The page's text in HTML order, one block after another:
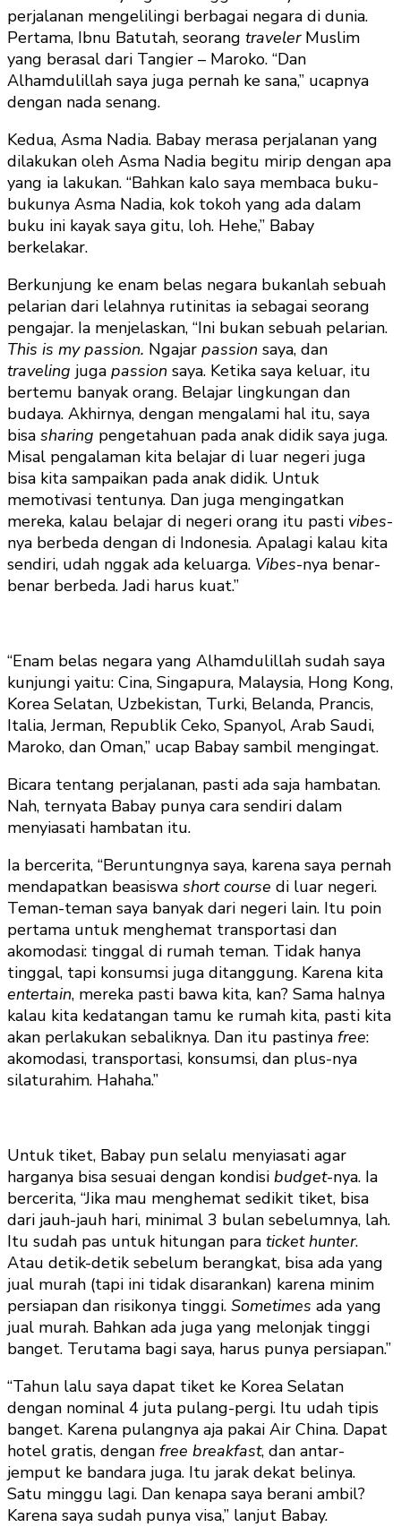
perjalanan mengelilingi berbagai negara di dunia.
Pertama, Ibnu Batutah, seorang travelerMuslim
yang berasal dari Tangier – Maroko. “Dan
Alhamdulillah saya juga pernah ke sana,” ucapnya
dengan nada senang.
Kedua, Asma Nadia. Babay merasa perjalanan yang
dilakukan oleh Asma Nadia begitu mirip dengan apa
yang ia lakukan. “Bahkan kalo saya membaca buku-
bukunya Asma Nadia, kok tokoh yang ada dalam
buku ini kayak saya gitu, loh. Hehe,” Babay
berkelakar.
Berkunjung ke enam belas negara bukanlah sebuah
pelarian dari lelahnya rutinitas ia sebagai seorang
pengajar. Ia menjelaskan, “Ini bukan sebuah pelarian.
This is my passion. Ngajar passion saya, dan
traveling juga passion saya. Ketika saya keluar, itu
bertemu banyak orang. Belajar lingkungan dan
budaya. Akhirnya, dengan mengalami hal itu, saya
bisa sharing pengetahuan pada anak didik saya juga.
Misal pengalaman kita belajar di luar negeri juga
bisa kita sampaikan pada anak didik. Untuk
memotivasi tentunya. Dan juga mengingatkan
mereka, kalau belajar di negeri orang itu pasti vibes-
nya berbeda dengan di Indonesia. Apalagi kalau kita
sendiri, udah nggak ada keluarga. Vibes-nya benar-
benar berbeda. Jadi harus kuat.”
“Enam belas negara yang Alhamdulillah sudah saya
kunjungi yaitu: Cina, Singapura, Malaysia, Hong Kong,
Korea Selatan, Uzbekistan, Turki, Belanda, Prancis,
Italia, Jerman, Republik Ceko, Spanyol, Arab Saudi,
Maroko, dan Oman,” ucap Babay sambil mengingat.
Bicara tentang perjalanan, pasti ada saja hambatan.
Nah, ternyata Babay punya cara sendiri dalam
menyiasati hambatan itu.
Ia bercerita, “Beruntungnya saya, karena saya pernah
mendapatkan beasiswa short course di luar negeri.
Teman-teman saya banyak dari negeri lain. Itu poin
pertama untuk menghemat transportasi dan
akomodasi: tinggal di rumah teman. Tidak hanya
tinggal, tapi konsumsi juga ditanggung. Karena kita
entertain, mereka pasti bawa kita, kan? Sama halnya
kalau kita kedatangan tamu ke rumah kita, pasti kita
akan perlakukan sebaliknya. Dan itu pastinya free:
akomodasi, transportasi, konsumsi, dan plus-nya
silaturahim. Hahaha.”
Untuk tiket, Babay pun selalu menyiasati agar
harganya bisa sesuai dengan kondisi budget-nya. Ia
bercerita, “Jika mau menghemat sedikit tiket, bisa
dari jauh-jauh hari, minimal 3 bulan sebelumnya, lah.
Itu sudah pas untuk hitungan para ticket hunter.
Atau detik-detik sebelum berangkat, bisa ada yang
jual murah (tapi ini tidak disarankan) karena minim
persiapan dan risikonya tinggi. Sometimes ada yang
jual murah. Bahkan ada juga yang melonjak tinggi
banget. Terutama bagi saya, harus punya persiapan.”
“Tahun lalu saya dapat tiket ke Korea Selatan
dengan nominal 4 juta pulang-pergi. Itu udah tipis
banget. Karena pulangnya aja pakai Air China. Dapat
hotel gratis, dengan free breakfast, dan antar-
jemput ke bandara juga. Itu jarak dekat belinya.
Satu minggu lagi. Dan kenapa saya berani ambil?
Karena saya sudah punya visa,” lanjut Babay.